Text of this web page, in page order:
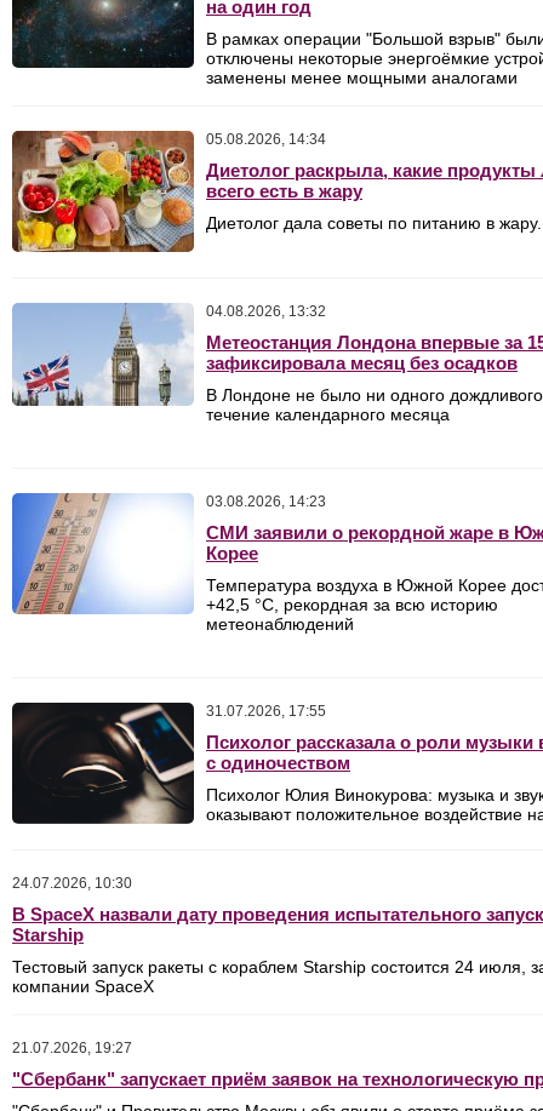
на один год
В рамках операции "Большой взрыв"
отключены некоторые энергоёмкие
заменены менее мощными аналогами
05.08.2026, 14:34
Диетолог раскрыла, какие
всего есть в жару
Диетолог дала советы по питанию в жару.
04.08.2026, 13:32
Метеостанция Лондона впервые за
зафиксировала месяц без осадков
В Лондоне не было ни одного
течение календарного месяца
03.08.2026, 14:23
СМИ заявили о рекордной жаре в
Корее
Температура воздуха в Южной Корее
+42,5 °C, рекордная за всю историю
метеонаблюдений
31.07.2026, 17:55
Психолог рассказала о роли музыки
с одиночеством
Психолог Юлия Винокурова: музыка и
оказывают положительное воздействие
24.07.2026, 10:30
В SpaceX назвали дату проведения испытательного
Starship
Тестовый запуск ракеты с кораблем Starship состоится 24 июля,
компании SpaceX
21.07.2026, 19:27
"Сбербанк" запускает приём заявок на технологическую